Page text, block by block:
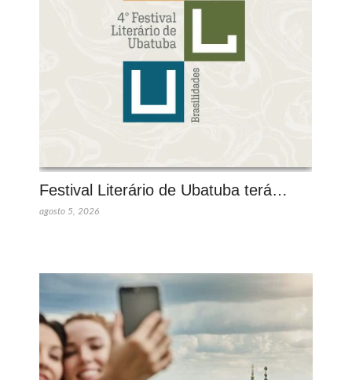
Festival Literário de Ubatuba terá…
agosto 5, 2026